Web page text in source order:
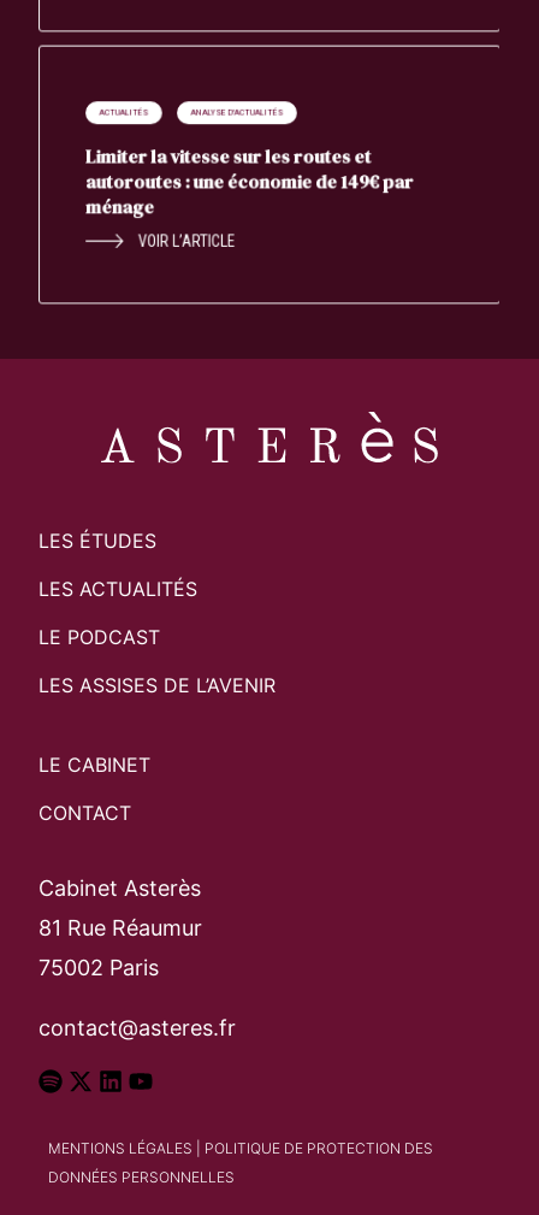
ACTUALITÉS ANALYSE D'ACTUALITÉS
Limiter la vitesse sur les routes et
autoroutes : une économie de 149€ par
ménage
VOIR L’ARTICLE
LES ÉTUDES
LES ACTUALITÉS
LE PODCAST
LES ASSISES DE L’AVENIR
LE CABINET
CONTACT
Cabinet Asterès
81 Rue Réaumur
75002 Paris
contact@asteres.fr
MENTIONS LÉGALES
POLITIQUE DE PROTECTION DES
DONNÉES PERSONNELLES